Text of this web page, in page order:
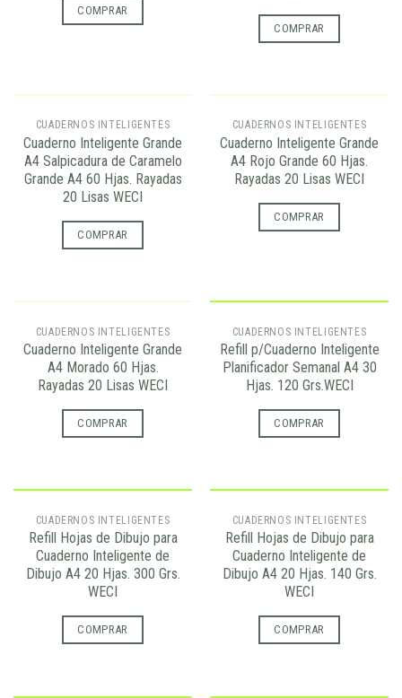
COMPRAR
COMPRAR
AGOTADO
CUADERNOS INTELIGENTES
Cuaderno Inteligente Grande
A4 Salpicadura de Caramelo
Grande A4 60 Hjas. Rayadas
20 Lisas WECI
COMPRAR
AGOTADO
CUADERNOS INTELIGENTES
Cuaderno Inteligente Grande
A4 Rojo Grande 60 Hjas.
Rayadas 20 Lisas WECI
COMPRAR
AGOTADO
CUADERNOS INTELIGENTES
Cuaderno Inteligente Grande
A4 Morado 60 Hjas.
Rayadas 20 Lisas WECI
COMPRAR
CUADERNOS INTELIGENTES
Refill p/Cuaderno Inteligente
Planificador Semanal A4 30
Hjas. 120 Grs.WECI
COMPRAR
CUADERNOS INTELIGENTES
Refill Hojas de Dibujo para
Cuaderno Inteligente de
Dibujo A4 20 Hjas. 300 Grs.
WECI
COMPRAR
CUADERNOS INTELIGENTES
Refill Hojas de Dibujo para
Cuaderno Inteligente de
Dibujo A4 20 Hjas. 140 Grs.
WECI
COMPRAR